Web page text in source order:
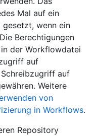
Mal auf ein
wenn ein
Berechtigungen
der Workflowdatei
auf
auf
Weitere
von
in Workflows.
Repository